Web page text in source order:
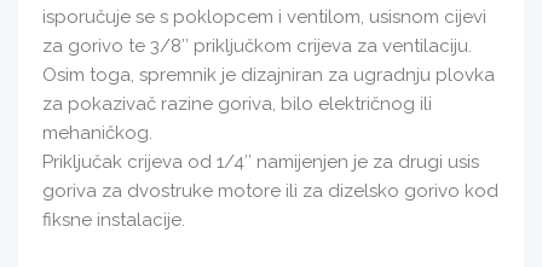
isporučuje se s poklopcem i ventilom, usisnom cijevi
za gorivo te 3/8″ priključkom crijeva za ventilaciju.
Osim toga, spremnik je dizajniran za ugradnju plovka
za pokazivač razine goriva, bilo električnog ili
mehaničkog.
Priključak crijeva od 1/4″ namijenjen je za drugi usis
goriva za dvostruke motore ili za dizelsko gorivo kod
fiksne instalacije.